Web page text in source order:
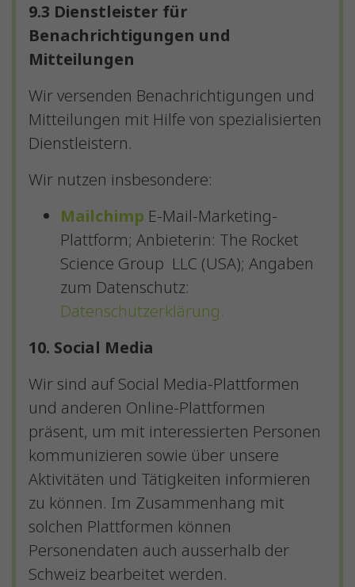
9.3 Dienstleister für
Benachrichtigungen und
Mitteilungen
Wir versenden Benachrichtigungen und
Mitteilungen mit Hilfe von spezialisierten
Dienstleistern.
Wir nutzen insbesondere:
Mailchimp E-Mail-Marketing-
Plattform; Anbieterin: The Rocket
Science Group LLC (USA); Angaben
zum Datenschutz:
Datenschutzerklärung.
10. Social Media
Wir sind auf Social Media-Plattformen
und anderen Online-Plattformen
präsent, um mit interessierten Personen
kommunizieren sowie über unsere
Aktivitäten und Tätigkeiten informieren
zu können. Im Zusammenhang mit
solchen Plattformen können
Personendaten auch ausserhalb der
Schweiz bearbeitet werden.